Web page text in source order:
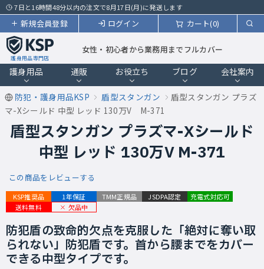
7日と16時間48分以内の注文で8月17日(月)に発送します
カート(0)
ログイン
新規会員登録
護身用品専門店
女性・初心者から業務用までフルカバー
護身用品 通販 お役立ち ブログ 会社案内
防犯・護身用品KSP 盾型スタンガン
盾型スタンガン プラズ
マ-Xシールド 中型 レッド 130万V M-371
盾型スタンガン プラズマ-Xシールド
中型 レッド 130万V M-371
この商品をレビューする
KSP推奨品 1年保証 TMM正規品 JSDPA認定
充電式対応可
送料無料
欠品中
防犯盾の致命的欠点を克服した「絶対に奪い取
られない」防犯盾です。首から腰までをカバー
できる中型タイプです。